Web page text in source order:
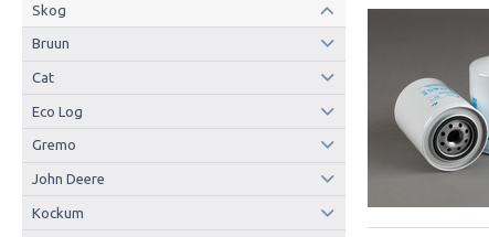
Skog
Bruun
Cat
Eco Log
Gremo
John Deere
Kockum